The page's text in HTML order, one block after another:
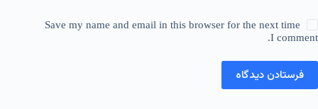
Save my name and email in this browser for the next time
I comment.
فرستادن دیدگاه